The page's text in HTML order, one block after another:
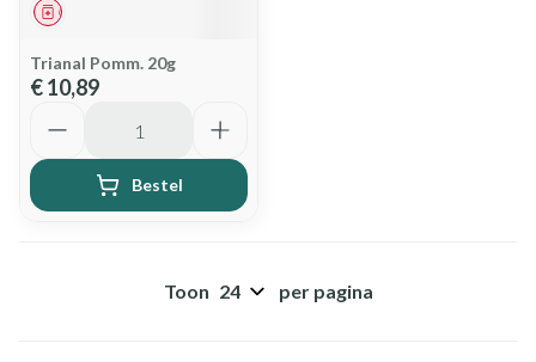
Geneesmiddel
Trianal Pomm. 20g
€ 10,89
Bestel
Toon per pagina